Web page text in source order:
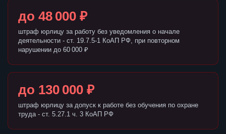
до 48 000 ₽
штраф юрлицу за работу без уведомления о начале
деятельности - ст. 19.7.5-1 КоАП РФ, при повторном
нарушении до 60 000 ₽
до 130 000 ₽
штраф юрлицу за допуск к работе без обучения по охране
труда - ст. 5.27.1 ч. 3 КоАП РФ